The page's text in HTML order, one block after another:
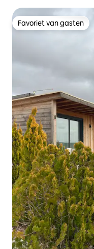
Favoriet van gasten
Favoriet van gasten